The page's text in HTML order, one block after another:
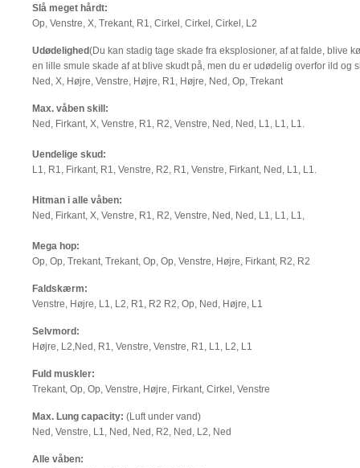
Slå meget hårdt:
Op, Venstre, X, Trekant, R1, Cirkel, Cirkel, Cirkel, L2
Udødelighed(Du kan stadig tage skade fra eksplosioner, af at falde, blive
en lille smule skade af at blive skudt på, men du er udødelig overfor ild og
Ned, X, Højre, Venstre, Højre, R1, Højre, Ned, Op, Trekant
Max. våben skill:
Ned, Firkant, X, Venstre, R1, R2, Venstre, Ned, Ned, L1, L1, L1.
Uendelige skud:
L1, R1, Firkant, R1, Venstre, R2, R1, Venstre, Firkant, Ned, L1, L1.
Hitman i alle våben:
Ned, Firkant, X, Venstre, R1, R2, Venstre, Ned, Ned, L1, L1, L1,
Mega hop:
Op, Op, Trekant, Trekant, Op, Op, Venstre, Højre, Firkant, R2, R2
Faldskærm:
Venstre, Højre, L1, L2, R1, R2 R2, Op, Ned, Højre, L1
Selvmord:
Højre, L2,Ned, R1, Venstre, Venstre, R1, L1, L2, L1
Fuld muskler:
Trekant, Op, Op, Venstre, Højre, Firkant, Cirkel, Venstre
Max. Lung capacity: (Luft under vand)
Ned, Venstre, L1, Ned, Ned, R2, Ned, L2, Ned
Alle våben: